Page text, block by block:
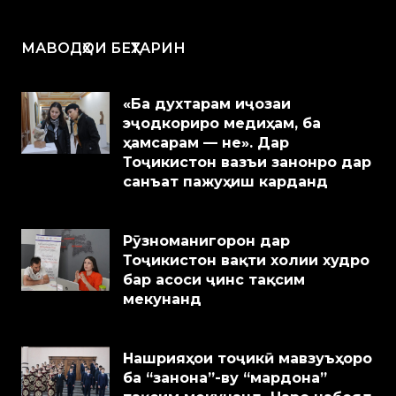
МАВОДҲОИ БЕҲТАРИН
«Ба духтарам иҷозаи
эҷодкориро медиҳам, ба
ҳамсарам — не». Дар
Тоҷикистон вазъи занонро дар
санъат пажуҳиш карданд
Рӯзноманигорон дар
Тоҷикистон вақти холии худро
бар асоси ҷинс тақсим
мекунанд
Нашрияҳои тоҷикӣ мавзуъҳоро
ба “занона”-ву “мардона”